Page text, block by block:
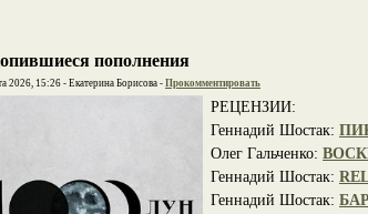
пополнения
2026, 15:26 - Екатерина Борисова -Прокомментировать
РЕЦЕНЗИИ:
Геннадий Шостак:
Олег Гальченко:
Геннадий Шостак:
Геннадий Шостак: